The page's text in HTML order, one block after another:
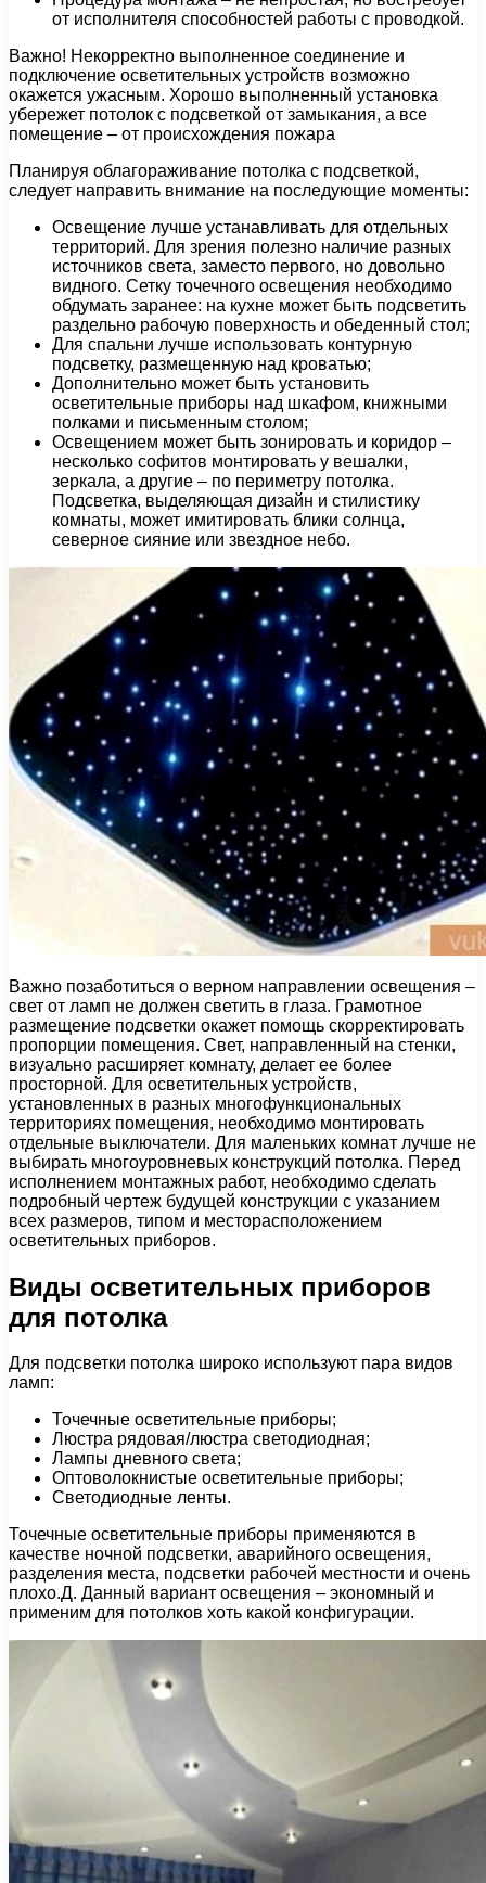
от исполнителя способностей работы с проводкой.
Важно! Некорректно выполненное соединение и
подключение осветительных устройств возможно
окажется ужасным. Хорошо выполненный установка
убережет потолок с подсветкой от замыкания, а все
помещение – от происхождения пожара
Планируя облагораживание потолка с подсветкой,
следует направить внимание на последующие моменты:
Освещение лучше устанавливать для отдельных
территорий. Для зрения полезно наличие разных
источников света, заместо первого, но довольно
видного. Сетку точечного освещения необходимо
обдумать заранее: на кухне может быть подсветить
раздельно рабочую поверхность и обеденный стол;
Для спальни лучше использовать контурную
подсветку, размещенную над кроватью;
Дополнительно может быть установить
осветительные приборы над шкафом, книжными
полками и письменным столом;
Освещением может быть зонировать и коридор –
несколько софитов монтировать у вешалки,
зеркала, а другие – по периметру потолка.
Подсветка, выделяющая дизайн и стилистику
комнаты, может имитировать блики солнца,
северное сияние или звездное небо.
Важно позаботиться о верном направлении освещения –
свет от ламп не должен светить в глаза. Грамотное
размещение подсветки окажет помощь скорректировать
пропорции помещения. Свет, направленный на стенки,
визуально расширяет комнату, делает ее более
просторной. Для осветительных устройств,
установленных в разных многофункциональных
территориях помещения, необходимо монтировать
отдельные выключатели. Для маленьких комнат лучше не
выбирать многоуровневых конструкций потолка. Перед
исполнением монтажных работ, необходимо сделать
подробный чертеж будущей конструкции с указанием
всех размеров, типом и месторасположением
осветительных приборов.
Виды осветительных приборов
для потолка
Для подсветки потолка широко используют пара видов
ламп:
Точечные осветительные приборы;
Люстра рядовая/люстра светодиодная;
Лампы дневного света;
Оптоволокнистые осветительные приборы;
Светодиодные ленты.
Точечные осветительные приборы применяются в
качестве ночной подсветки, аварийного освещения,
разделения места, подсветки рабочей местности и очень
плохо.Д. Данный вариант освещения – экономный и
применим для потолков хоть какой конфигурации.